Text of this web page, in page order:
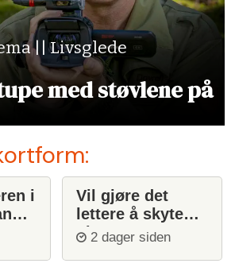
|| Livsglede
med støvlene på
i
Vil gjøre det
lettere å skyte
ulv2 dager siden